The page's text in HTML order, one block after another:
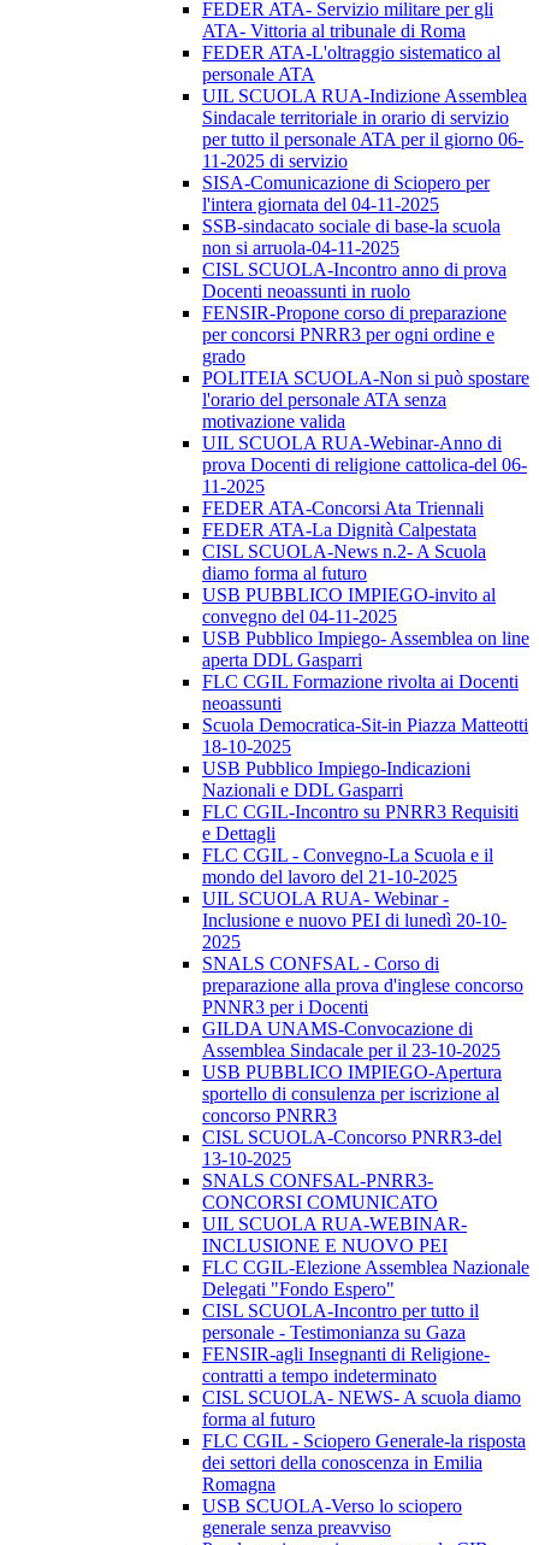
FEDER ATA- Servizio militare per gli
ATA- Vittoria al tribunale di Roma
FEDER ATA-L'oltraggio sistematico al
personale ATA
UIL SCUOLA RUA-Indizione Assemblea
Sindacale territoriale in orario di servizio
per tutto il personale ATA per il giorno 06-
11-2025 di servizio
SISA-Comunicazione di Sciopero per
l'intera giornata del 04-11-2025
SSB-sindacato sociale di base-la scuola
non si arruola-04-11-2025
CISL SCUOLA-Incontro anno di prova
Docenti neoassunti in ruolo
FENSIR-Propone corso di preparazione
per concorsi PNRR3 per ogni ordine e
grado
POLITEIA SCUOLA-Non si può spostare
l'orario del personale ATA senza
motivazione valida
UIL SCUOLA RUA-Webinar-Anno di
prova Docenti di religione cattolica-del 06-
11-2025
FEDER ATA-Concorsi Ata Triennali
FEDER ATA-La Dignità Calpestata
CISL SCUOLA-News n.2- A Scuola
diamo forma al futuro
USB PUBBLICO IMPIEGO-invito al
convegno del 04-11-2025
USB Pubblico Impiego- Assemblea on line
aperta DDL Gasparri
FLC CGIL Formazione rivolta ai Docenti
neoassunti
Scuola Democratica-Sit-in Piazza Matteotti
18-10-2025
USB Pubblico Impiego-Indicazioni
Nazionali e DDL Gasparri
FLC CGIL-Incontro su PNRR3 Requisiti
e Dettagli
FLC CGIL - Convegno-La Scuola e il
mondo del lavoro del 21-10-2025
UIL SCUOLA RUA- Webinar -
Inclusione e nuovo PEI di lunedì 20-10-
2025
SNALS CONFSAL - Corso di
preparazione alla prova d'inglese concorso
PNNR3 per i Docenti
GILDA UNAMS-Convocazione di
Assemblea Sindacale per il 23-10-2025
USB PUBBLICO IMPIEGO-Apertura
sportello di consulenza per iscrizione al
concorso PNRR3
CISL SCUOLA-Concorso PNRR3-del
13-10-2025
SNALS CONFSAL-PNRR3-
CONCORSI COMUNICATO
UIL SCUOLA RUA-WEBINAR-
INCLUSIONE E NUOVO PEI
FLC CGIL-Elezione Assemblea Nazionale
Delegati "Fondo Espero"
CISL SCUOLA-Incontro per tutto il
personale - Testimonianza su Gaza
FENSIR-agli Insegnanti di Religione-
contratti a tempo indeterminato
CISL SCUOLA- NEWS- A scuola diamo
forma al futuro
FLC CGIL - Sciopero Generale-la risposta
dei settori della conoscenza in Emilia
Romagna
USB SCUOLA-Verso lo sciopero
generale senza preavviso